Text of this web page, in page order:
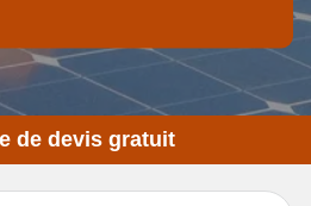
de devis gratuit